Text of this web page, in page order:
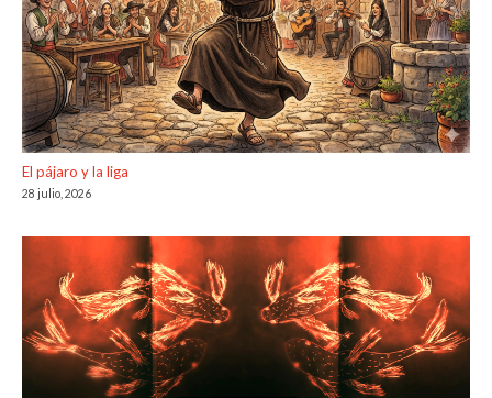
El pájaro y la liga
28 julio, 2026